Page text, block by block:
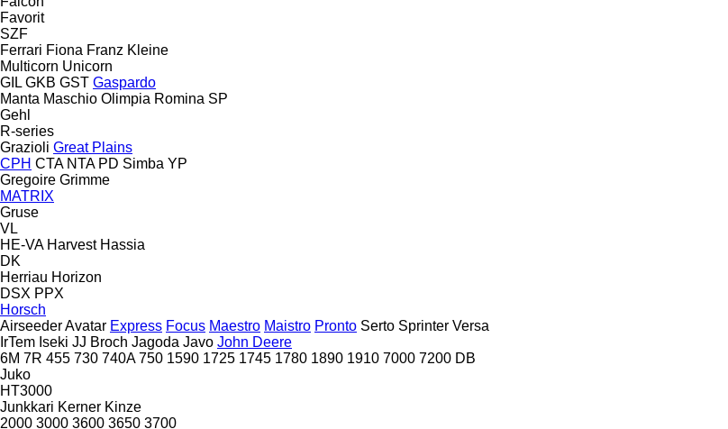
Favorit
SZF
Ferrari Fiona Franz Kleine
Multicorn Unicorn
GIL GKB GST Gaspardo
Manta Maschio Olimpia Romina SP
Gehl
R-series
Grazioli Great Plains
CPH CTA NTA PD Simba YP
Gregoire Grimme
MATRIX
Gruse
VL
HE-VA Harvest Hassia
DK
Herriau Horizon
DSX PPX
Horsch
AirseederAvatar Express Focus Maestro Maistro Pronto Serto Sprinter Versa
IrTem Iseki JJ Broch Jagoda Javo John Deere
6M 7R 455 730 740A 750 1590 1725 1745 1780 1890 1910 7000 7200 DB
Juko
HT3000
Junkkari Kerner Kinze
2000 3000 3600 3650 3700